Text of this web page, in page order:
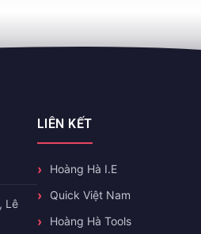
Lê
LIÊN KẾT
Hoàng Hà I.E
Quick Việt Nam
Hoàng Hà Tools